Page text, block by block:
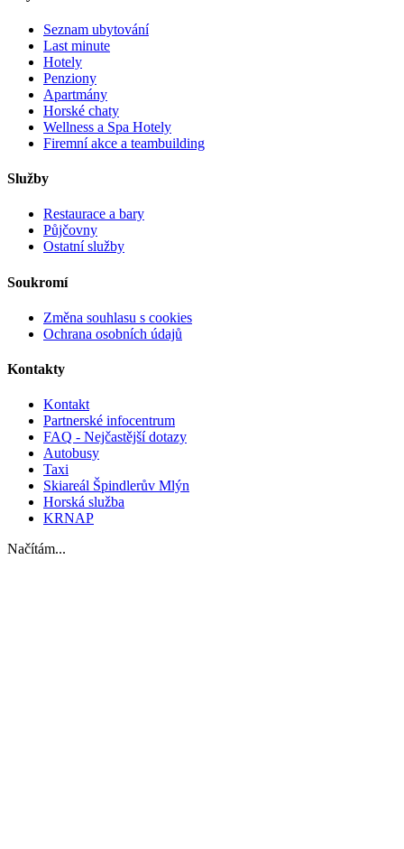
Seznam ubytování
Last minute
Hotely
Penziony
Apartmány
Horské chaty
Wellness a Spa Hotely
Firemní akce a teambuilding
Služby
Restaurace a bary
Půjčovny
Ostatní služby
Soukromí
Změna souhlasu s cookies
Ochrana osobních údajů
Kontakty
Kontakt
Partnerské infocentrum
FAQ - Nejčastější dotazy
Autobusy
Taxi
Skiareál Špindlerův Mlýn
Horská služba
KRNAP
Načítám...